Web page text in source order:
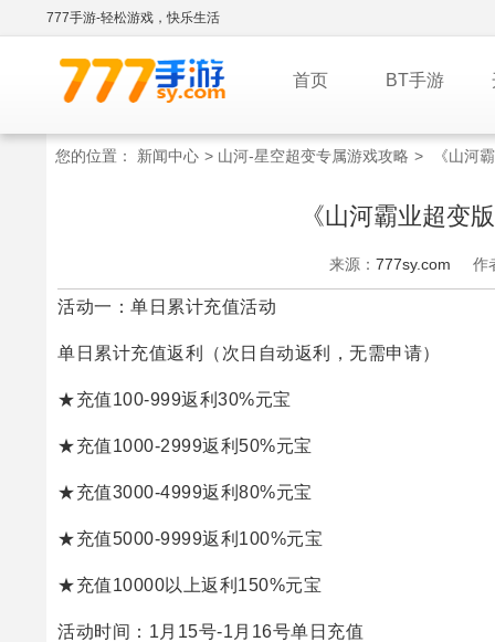
777手游-轻松游戏，快乐生活
首页 BT手游
您的位置： 新闻中心 > 山河-星空超变专属游戏攻略 > 《山河
《山河霸业超变
来源： 777sy.com 作
活动一：单日累计充值活动
单日累计充值返利（次日自动返利，无需申请）
★充值100-999返利30%元宝
★充值1000-2999返利50%元宝
★充值3000-4999返利80%元宝
★充值5000-9999返利100%元宝
★充值10000以上返利150%元宝
活动时间：1月15号-1月16号单日充值